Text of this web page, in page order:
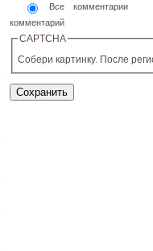
Все комментарии
комментарий
CAPTCHA
Собери картинку. После